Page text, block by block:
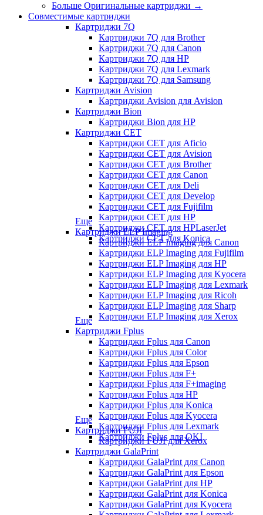
Больше Оригинальные картриджи →
Совместимые картриджи
Картриджи 7Q
Картриджи 7Q для Brother
Картриджи 7Q для Canon
Картриджи 7Q для HP
Картриджи 7Q для Lexmark
Картриджи 7Q для Samsung
Картриджи Avision
Картриджи Avision для Avision
Картриджи Bion
Картриджи Bion для HP
Картриджи CET
Картриджи CET для Aficio
Картриджи CET для Avision
Картриджи CET для Brother
Картриджи CET для Canon
Картриджи CET для Deli
Картриджи CET для Develop
Картриджи CET для Fujifilm
Картриджи CET для HP
Картриджи CET для HPLaserJet
Картриджи CET для Konica
Еще
Картриджи ELP Imaging
Картриджи ELP Imaging для Canon
Картриджи ELP Imaging для Fujifilm
Картриджи ELP Imaging для HP
Картриджи ELP Imaging для Kyocera
Картриджи ELP Imaging для Lexmark
Картриджи ELP Imaging для Ricoh
Картриджи ELP Imaging для Sharp
Картриджи ELP Imaging для Xerox
Еще
Картриджи Fplus
Картриджи Fplus для Canon
Картриджи Fplus для Color
Картриджи Fplus для Epson
Картриджи Fplus для F+
Картриджи Fplus для F+imaging
Картриджи Fplus для HP
Картриджи Fplus для Konica
Картриджи Fplus для Kyocera
Картриджи Fplus для Lexmark
Картриджи Fplus для OKI
Еще
Картриджи FUJI
Картриджи FUJI для Xerox
Картриджи GalaPrint
Картриджи GalaPrint для Canon
Картриджи GalaPrint для Epson
Картриджи GalaPrint для HP
Картриджи GalaPrint для Konica
Картриджи GalaPrint для Kyocera